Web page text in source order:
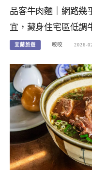
品客牛肉麵｜網路幾
宜，藏身住宅區低調
宜蘭旅遊 咬咬 2026-